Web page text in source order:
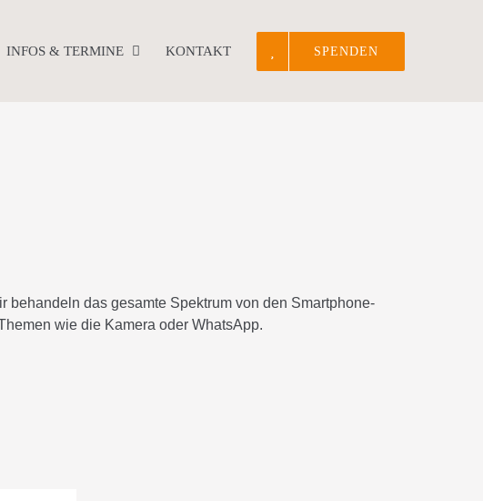
INFOS & TERMINE KONTAKT SPENDEN
das gesamte Spektrum von den Smartphone-
wie die Kamera oder WhatsApp.